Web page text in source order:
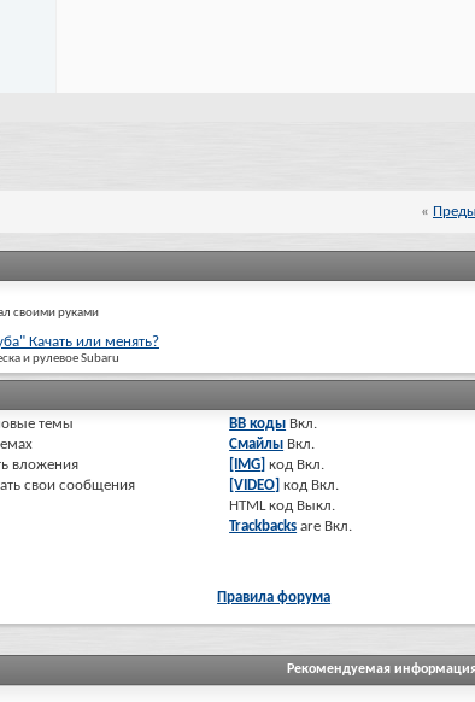
«
своими руками
Качать или менять?
и рулевое Subaru
темы
вложения
свои сообщения
BB коды Вкл.
Смайлы Вкл.
[IMG] код Вкл.
[VIDEO] код Вкл.
HTML код Выкл.
Trackbacks are Вкл.
Правила форума
Рекомендуемая